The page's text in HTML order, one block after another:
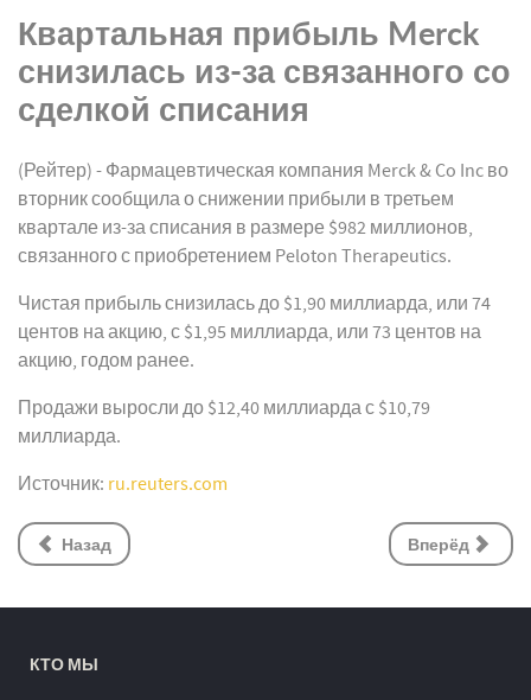
Квартальная прибыль Merck
снизилась из-за связанного со
сделкой списания
(Рейтер) - Фармацевтическая компания Merck & Co Inc во
вторник сообщила о снижении прибыли в третьем
квартале из-за списания в размере $982 миллионов,
связанного с приобретением Peloton Therapeutics.
Чистая прибыль снизилась до $1,90 миллиарда, или 74
центов на акцию, с $1,95 миллиарда, или 73 центов на
акцию, годом ранее.
Продажи выросли до $12,40 миллиарда с $10,79
миллиарда.
Источник: ru.reuters.com
Назад Вперёд
КТО МЫ